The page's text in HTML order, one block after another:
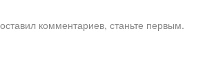
комментариев, станьте первым.